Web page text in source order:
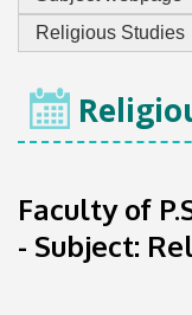
Faculty of
- Subject: